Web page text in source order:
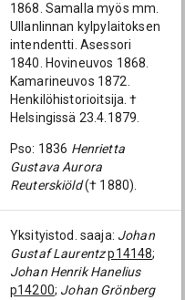
1868. Samalla myös mm.
Ullanlinnan kylpylaitoksen
intendentti. Asessori
1840. Hovineuvos 1868.
Kamarineuvos 1872.
Henkilöhistorioitsija. †
Helsingissä 23.4.1879.
Pso: 1836 Henrietta
Gustava Aurora
Reuterskiöld(† 1880).
Yksityistod. saaja: Johan
Gustaf Laurentzp14148;
Johan Henrik Hanelius
p14200; Johan Grönberg